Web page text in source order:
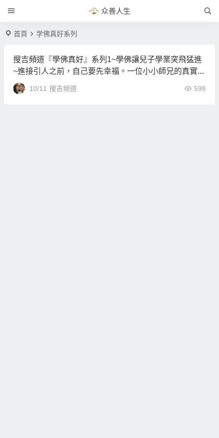
众善人生
首頁 学佛真好系列
搜吉頻道『學佛真好』系列1~學佛讓兒子學業突飛猛進
~進接引人之前，自己要先幸福。一位小小師兄的真實經
歷，因為努力學佛，家庭有了轉變，從此邁向幸福的康
莊大道，一家和樂。
10/11 搜吉频道 598